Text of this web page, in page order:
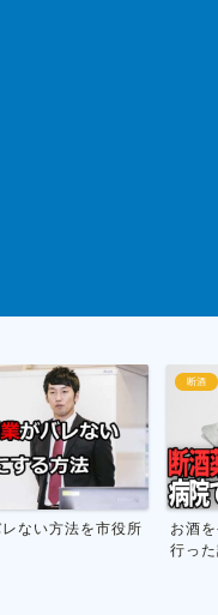
アルコール外来に
断酒
お酒